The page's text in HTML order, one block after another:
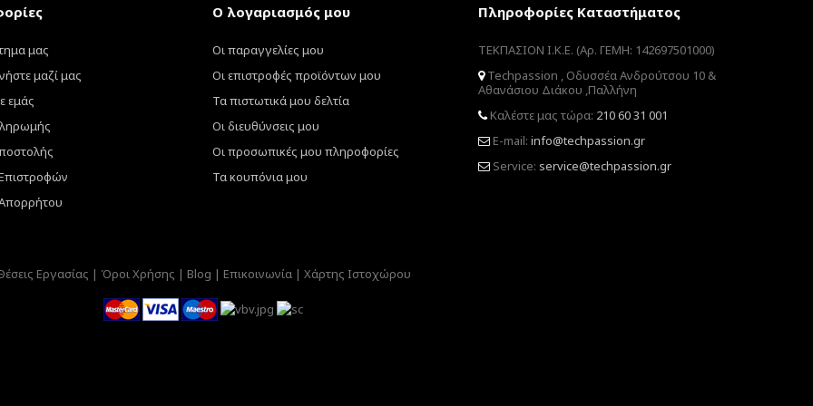
μας
μαζί μας
εμάς
Ο λογαριασμός μου
Οι παραγγελίες μου
Οι επιστροφές προϊόντων μου
Τα πιστωτικά μου δελτία
Οι διευθύνσεις μου
Οι προσωπικές μου πληροφορίες
Τα κουπόνια μου
Πληροφορίες Καταστήματος
ΤΕΚΠΑΣΙΟΝ Ι.Κ.Ε. (Αρ. ΓΕΜΗ: 142697501000)
Techpassion , Οδυσσέα Ανδρούτσου 10 &
Αθανάσιου Διάκου ,Παλλήνη
Καλέστε μας τώρα: 210 60 31 001
E-mail: info@techpassion.gr
Service: service@techpassion.gr
Εργασίας | Όροι Χρήσης | Blog | Επικοινωνία | Χάρτης Ιστοχώρου